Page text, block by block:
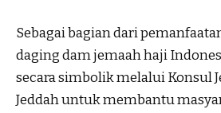
Sebagai bagian dari
daging dam jemaah haji
secara simbolik melalui Konsul
Jeddah untuk membantu